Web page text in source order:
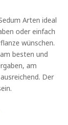
Arten ideal
oder einfach
wünschen.
besten und
am
Der